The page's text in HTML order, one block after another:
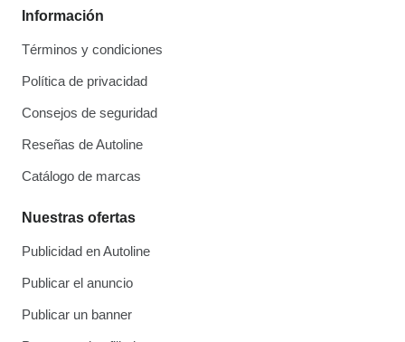
Información
Términos y condiciones
Política de privacidad
Consejos de seguridad
Reseñas de Autoline
Catálogo de marcas
Nuestras ofertas
Publicidad en Autoline
Publicar el anuncio
Publicar un banner